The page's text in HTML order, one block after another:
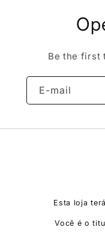
Be the first
E-mail
Esta loja
Você é o